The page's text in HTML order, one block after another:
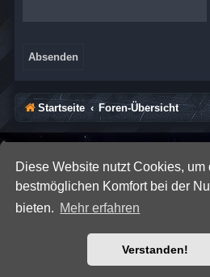
Diese Website nutzt Cookies, um
bestmöglichen Komfort bei der
bieten. Mehr erfahren
Verstanden!
Startseite Foren-Übersicht
® Forum
Deutsche Übersetzung